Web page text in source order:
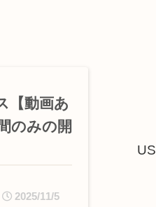
【動画あ
のみの開
2025/11/5